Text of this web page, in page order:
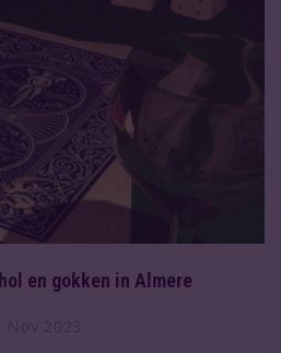
en gokken in Almere